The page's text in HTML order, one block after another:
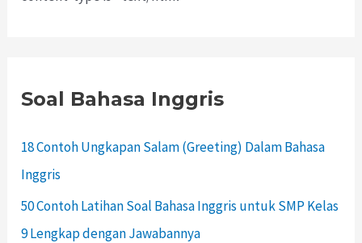
Soal Bahasa Inggris
18 Contoh Ungkapan Salam (Greeting) Dalam Bahasa
Inggris
50 Contoh Latihan Soal Bahasa Inggris untuk SMP Kelas
9 Lengkap dengan Jawabannya